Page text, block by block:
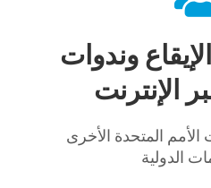
وندوات
الإنترنت
المتحدة الأخرى
الدولية